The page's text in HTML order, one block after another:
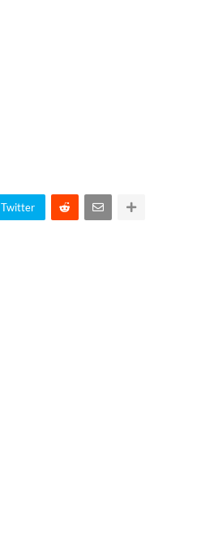
Twitter